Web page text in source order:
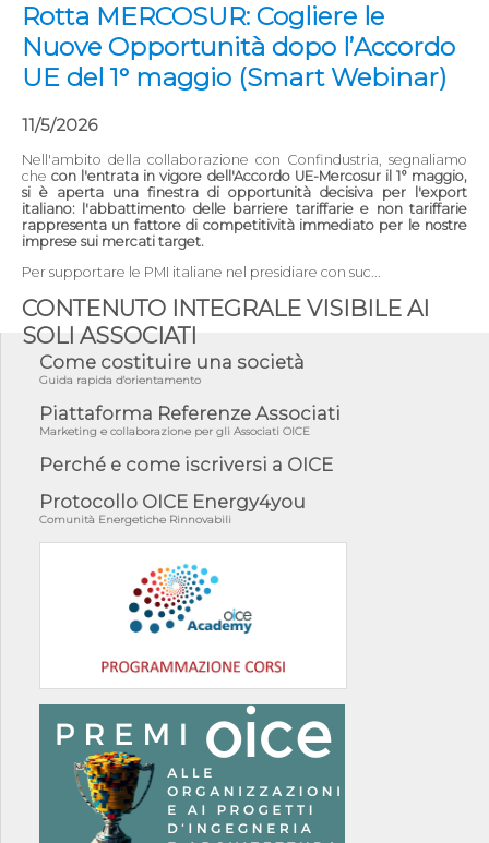
Rotta MERCOSUR: Cogliere le
Nuove Opportunità dopo l’Accordo
UE del 1° maggio (Smart Webinar)
11/5/2026
Nell'ambito della collaborazione con Confindustria, segnaliamo
checon l'entrata in vigore dell'Accordo UE-Mercosur il 1° maggio,
si è aperta una finestra di opportunità decisiva per l'export
italiano: l'abbattimento delle barriere tariffarie e non tariffarie
rappresenta un fattore di competitività immediato per le nostre
imprese sui mercati target.
Per supportare le PMI italiane nel presidiare con suc...
CONTENUTO INTEGRALE VISIBILE AI
SOLI ASSOCIATI
Come costituire una società
Guida rapida d'orientamento
Piattaforma Referenze Associati
Marketing e collaborazione per gli Associati OICE
Perché e come iscriversi a OICE
Protocollo OICE Energy4you
Comunità Energetiche Rinnovabili